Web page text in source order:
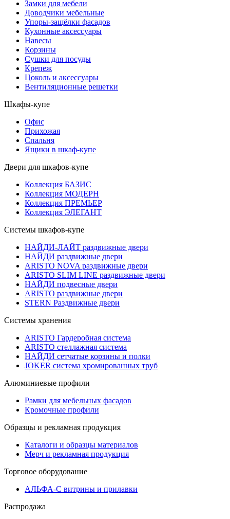
Замки для мебели
Доводчики мебельные
Упоры-защёлки фасадов
Кухонные аксессуары
Навесы
Корзины
Сушки для посуды
Крепеж
Цоколь и аксессуары
Вентиляционные решетки
Шкафы-купе
Офис
Прихожая
Спальня
Ящики в шкаф-купе
Двери для шкафов-купе
Коллекция БАЗИС
Коллекция МОДЕРН
Коллекция ПРЕМЬЕР
Коллекция ЭЛЕГАНТ
Системы шкафов-купе
НАЙДИ-ЛАЙТ раздвижные двери
НАЙДИ раздвижные двери
ARISTO NOVA раздвижные двери
ARISTO SLIM LINE раздвижные двери
НАЙДИ подвесные двери
ARISTO раздвижные двери
STERN Раздвижные двери
Системы хранения
ARISTO Гардеробная система
ARISTO стеллажная система
НАЙДИ сетчатые корзины и полки
JOKER система хромированных труб
Алюминиевые профили
Рамки для мебельных фасадов
Кромочные профили
Образцы и рекламная продукция
Каталоги и образцы материалов
Мерч и рекламная продукция
Торговое оборудование
АЛЬФА-С витрины и прилавки
Распродажа